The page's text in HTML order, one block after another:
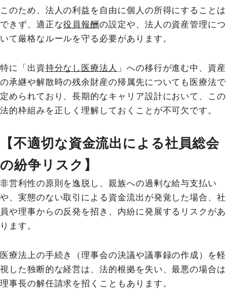
このため、法人の利益を自由に個人の所得にすることは
できず、適正な役員報酬の設定や、法人の資産管理につ
いて厳格なルールを守る必要があります。
特に「出資持分なし医療法人 」への移行が進む中、資産
の承継や解散時の残余財産の帰属先についても医療法で
定められており、長期的なキャリア設計において、この
法的枠組みを正しく理解しておくことが不可欠です。
【不適切な資金流出による社員総会
の紛争リスク】
非営利性の原則を逸脱し、親族への過剰な給与支払い
や、実態のない取引による資金流出が発覚した場合、社
員や理事からの反発を招き、内紛に発展するリスクがあ
ります。
医療法上の手続き（理事会の決議や議事録の作成）を軽
視した独断的な経営は、法的根拠を失い、最悪の場合は
理事長の解任請求を招くこともあります。